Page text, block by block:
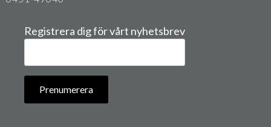
Registrera dig för vårt nyhetsbrev
E-
Prenumerera